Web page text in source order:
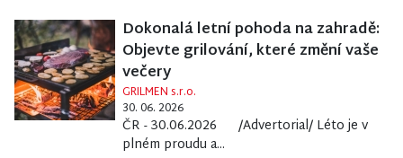
Dokonalá letní pohoda na zahradě:
Objevte grilování, které změní vaše
večery
GRILMEN s.r.o.
30. 06. 2026
ČR - 30.06.2026 /Advertorial/ Léto je v
plném proudu a...